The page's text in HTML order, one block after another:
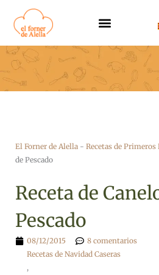
contenido
El Forner de Alella - Recetas de Primeros
de Pescado
Receta de
Pescado
08/12/2015
8 comentarios
Recetas de Navidad Caseras
,